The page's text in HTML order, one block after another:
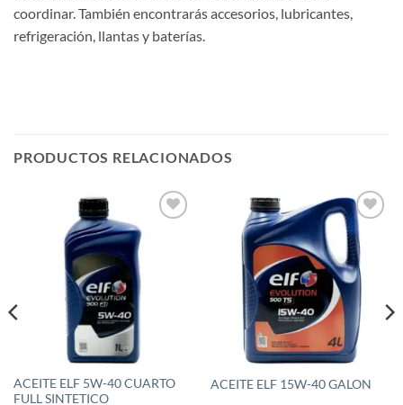
coordinar. También encontrarás accesorios, lubricantes,
refrigeración, llantas y baterías.
PRODUCTOS RELACIONADOS
ACEITE ELF 5W-40 CUARTO
FULL SINTETICO
Añadir
a la
lista de
deseos
ACEITE ELF 15W-40 GALON